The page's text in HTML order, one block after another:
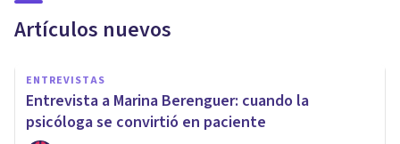
Artículos nuevos
ENTREVISTAS
Entrevista a Marina Berenguer: cuando la
psicóloga se convirtió en paciente